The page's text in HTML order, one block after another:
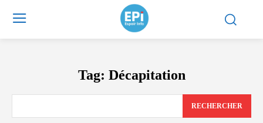
Tag: Décapitation
RECHERCHER